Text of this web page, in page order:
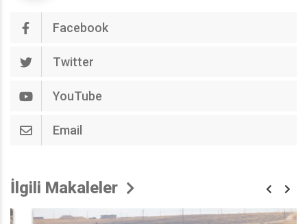
Facebook
Twitter
YouTube
Email
İlgili Makaleler